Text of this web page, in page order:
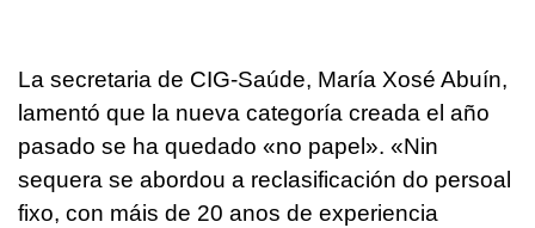
La secretaria de CIG-Saúde, María Xosé Abuín,
lamentó que la nueva categoría creada el año
pasado se ha quedado «no papel». «Nin
sequera se abordou a reclasificación do persoal
fixo, con máis de 20 anos de experiencia